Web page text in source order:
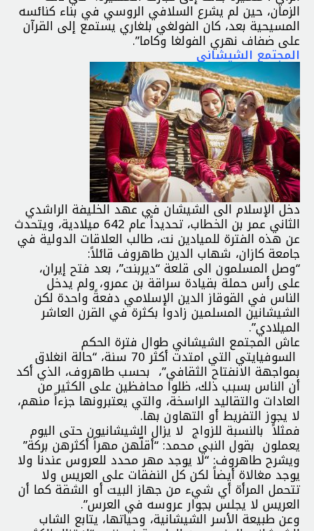
الزمان، حين لم يشرع السلافي الروسي في بناء كنائسه
المسيحية بعد، كان الفولغي بلغاري يستمع إلى القرآن
على ضفاف نهري الفولغا وكاما”.
المجتمع الشيشاني
دخل الإسلام الى الشيشان في عهد الخليفة الراشدي
الثاني عمر بن الخطاب، تحديداً عام 642 ميلادية، ويتحدث
عن هذه الفترة للميادين نت، طالب العلاقات الدولية في
جامعة كازان، شهاب الدين طاهروف قائلاً:
“وصل المسلمون الى قلعة “ديربنت”، بعد فتح إيران،
على رأس حملة بقيادة سراقة بن عمرو، ولم يدخل
الناس في القوقاز الدين الإسلامي دفعةً واحدة لكن
الشيشانين المسلمين زادوا بكثرة في القرن العاشر
الميلادي”.
عاش المجتمع الشيشاني طوال فترة الحكم
السوفيايتي التي امتدت أكثر 70 سنة، “حالة انغلاق
بمواجهة الانفتاح الثقافي”، بحسب طاهروف، الذي أكد
أن الناس بسبب ذلك، ظلوا محافظين على الكثير من
العادات والتقاليد الراسخة، والتي يعتبرونها جزءاً منهم،
لا يجوز التفريط أو التهاون بها.
فمثلاً بالنسبة للزواج لا يزال الشيشانيون حتى اليوم
يعملون بقول النبي محمد: “أقلّهن مهراً أكثرهن بركة”
ويشرح طاهروف: “لا يوجد مهر محدد للعروس عندنا ولا
يوجد مغالاة أيضاً لكن كل النفقات على العريس ولا
تتحمل المرأة أي شيء من جهاز البيت أو الشقة كما أن
العريس لا يجلس بجوار عروسه في العرس”.
وعن طبيعة الأسر الشيشانية، وحياتها، يتابع الشاب